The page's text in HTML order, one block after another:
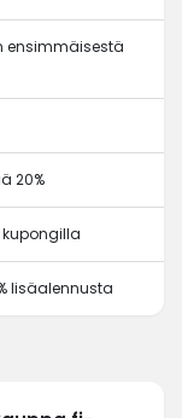
ensimmäisestä
20%
kupongilla
lisäalennusta